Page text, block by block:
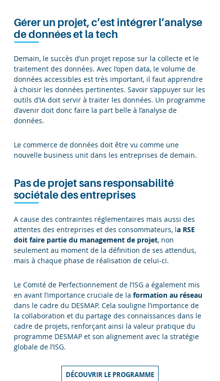
Gérer un projet, c’est intégrer l’analyse
de données et la tech
Demain, le succès d’un projet repose sur la collecte et le
traitement des données. Avec l’open data, le volume de
données accessibles est très important, il faut apprendre
à choisir les données pertinentes. Savoir s’appuyer sur les
outils d’IA doit servir à traiter les données. Un programme
d’avenir doit donc faire la part belle à l’analyse de
données.
Le commerce de données doit être vu comme une
nouvelle business unit dans les entreprises de demain.
Pas de projet sans responsabilité
sociétale des entreprises
A cause des contraintes réglementaires mais aussi des
attentes des entreprises et des consommateurs, la RSE
doit faire partie du management de projet, non
seulement au moment de la définition de ses attendus,
mais à chaque phase de réalisation de celui-ci.
Le Comité de Perfectionnement de l’ISG a également mis
en avant l’importance cruciale de la formation au réseau
dans le cadre du DESMAP. Cela souligne l’importance de
la collaboration et du partage des connaissances dans le
cadre de projets, renforçant ainsi la valeur pratique du
programme DESMAP et son alignement avec la stratégie
globale de l’ISG.
DÉCOUVRIR LE PROGRAMME